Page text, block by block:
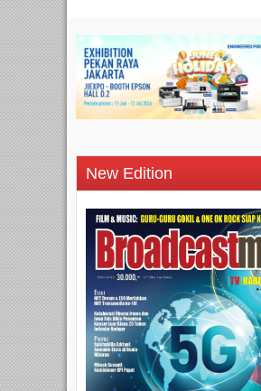
New Edition